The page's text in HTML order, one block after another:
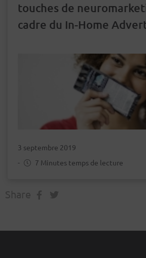
touches de
cadre du In-Home
3 septembre 2019
-
7 Minutes temps de lecture